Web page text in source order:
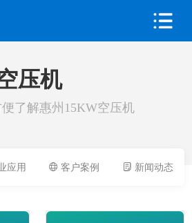
压机
了解惠州15KW空压机
应用 客户案例 新闻动态